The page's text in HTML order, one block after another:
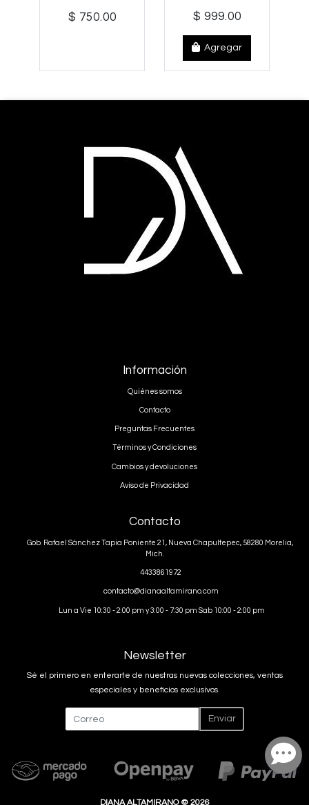
$ 750.00 $ 999.00
Agregar
Información
Quiénes somos
Contacto
Preguntas Frecuentes
Términos y Condiciones
Cambios y devoluciones
Aviso de Privacidad
Contacto
Gob. Rafael Sánchez Tapia Poniente 21, Nueva Chapultepec, 58280 Morelia,
Mich.
4433861972
contacto@dianaaltamirano.com
Lun a Vie 10:30 - 2:00 pm y 3:00 - 7:30 pm Sab 10:00 - 2:00 pm
Newsletter
Sé el primero en enterarte de nuestras nuevas colecciones, ventas
especiales y beneficios exclusivos.
Enviar
DIANA ALTAMIRANO © 2026